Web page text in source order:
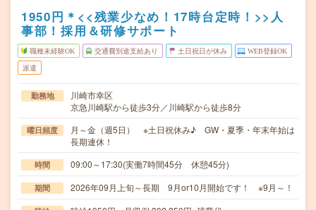
1950円＊<<残業少なめ！17時台定時！>>人
事部！採用＆研修サポート
職種未経験OK 交通費別途支給あり 土日祝日が休み WEB登録OK
派遣
勤務地
川崎市幸区
京急川崎駅から徒歩3分／川崎駅から徒歩8分
曜日頻度
月～金（週5日） ※土日祝休み♪ GW・夏季・年末年始は
長期連休！
時間 09:00～17:30(実働7時間45分 休憩45分)
期間 2026年09月上旬～長期 9月or10月開始です！ ※9月～！